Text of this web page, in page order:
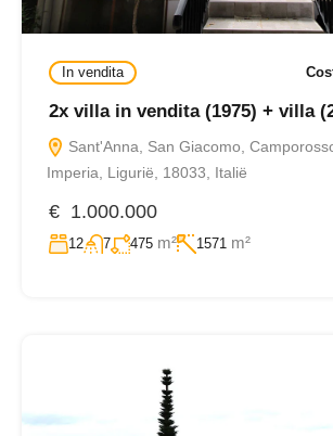
In vendita
2x villa in vendita (1975) + villa
Sant'Anna, San Giacomo,
Imperia, Ligurië, 18033, Italië
€ 1.000.000
12 7 475 m² 1571 m²